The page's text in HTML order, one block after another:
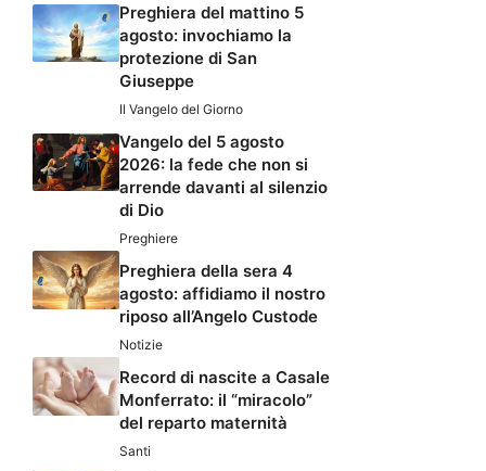
Preghiera del mattino 5
agosto: invochiamo la
protezione di San
Giuseppe
Il Vangelo del Giorno
Vangelo del 5 agosto
2026: la fede che non si
arrende davanti al silenzio
di Dio
Preghiere
Preghiera della sera 4
agosto: affidiamo il nostro
riposo all’Angelo Custode
Notizie
Record di nascite a Casale
Monferrato: il “miracolo”
del reparto maternità
Santi